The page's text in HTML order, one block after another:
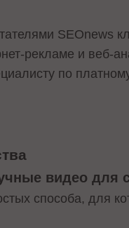
SEOnews
рекламе и веб-
по
видео для
способа, для